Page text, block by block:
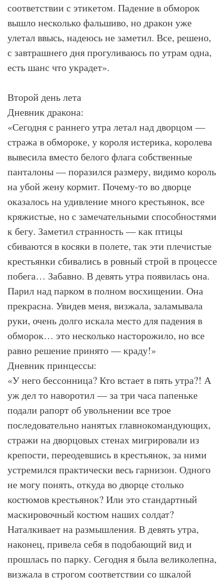
соответствии с этикетом. Падение в обморок
вышло несколько фальшиво, но дракон уже
улетал ввысь, надеюсь не заметил. Все, решено,
с завтрашнего дня прогуливаюсь по утрам одна,
есть шанс что украдет».
Второй день лета
Дневник дракона:
«Сегодня с раннего утра летал над дворцом —
стража в обмороке, у короля истерика, королева
вывесила вместо белого флага собственные
панталоны — поразился размеру, видимо король
на убой жену кормит. Почему-то во дворце
оказалось на удивление много крестьянок, все
кряжистые, но с замечательными способностями
к бегу. Заметил странность — как птицы
сбиваются в косяки в полете, так эти плечистые
крестьянки сбивались в ровный строй в процессе
побега… Забавно. В девять утра появилась она.
Парил над парком в полном восхищении. Она
прекрасна. Увидев меня, визжала, заламывала
руки, очень долго искала место для падения в
обморок… это несколько насторожило, но все
равно решение принято — краду!»
Дневник принцессы:
«У него бессонница? Кто встает в пять утра?! А
уж дел то наворотил — за три часа папеньке
подали рапорт об увольнении все трое
последовательно нанятых главнокомандующих,
стражи на дворцовых стенах мигрировали из
крепости, переодевшись в крестьянок, за ними
устремился практически весь гарнизон. Одного
не могу понять, откуда во дворце столько
костюмов крестьянок? Или это стандартный
маскировочный костюм наших солдат?
Наталкивает на размышления. В девять утра,
наконец, привела себя в подобающий вид и
прошлась по парку. Сегодня я была великолепна,
визжала в строгом соответствии со шкалой